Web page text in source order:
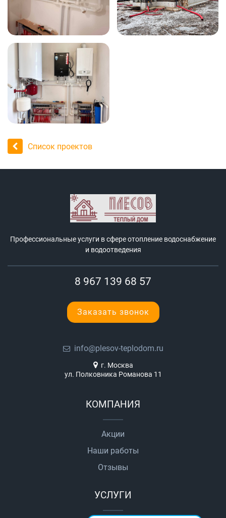
Список проектов
Профессиональные услуги в сфере отопление водоснабжение
и водоотведения
8 967 139 68 57
Заказать звонок
info@plesov-teplodom.ru
г. Москва
ул. Полковника Романова 11
КОМПАНИЯ
Акции
Наши работы
Отзывы
УСЛУГИ